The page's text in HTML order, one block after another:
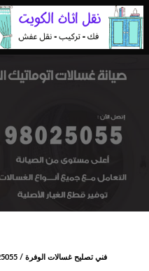
التخطي
إلى
المحتوى
هل تبحث عن أفضل خدمات
تصليح جميع الخدمات المنزلية
فني تصليح غسالات الوفرة / 98025055 / صيانة غسالات اتوماتيك نشافات ملابس